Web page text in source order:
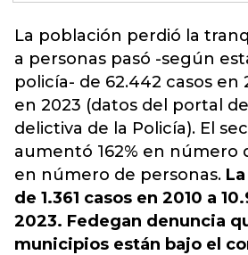
La población perdió la
a personas pasó -según
policía- de 62.442 casos en
en 2023 (datos del portal
delictiva de la Policía). El
aumentó 162% en número
en número de personas.
de 1.361 casos en 2010 a
2023. Fedegan denuncia
municipios están bajo el